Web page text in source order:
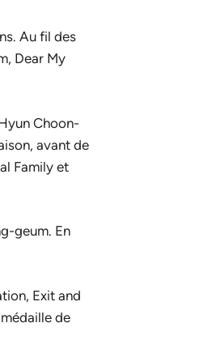
Au fil des
, Dear My
Choon-
avant de
Familyet
geum. En
, Exit and
de